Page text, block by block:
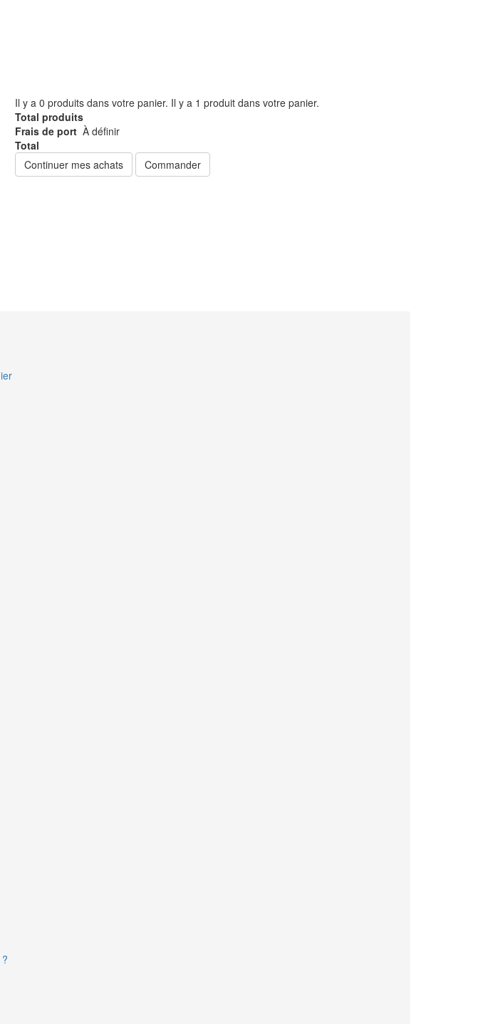
Il y a 0 produits dans votre panier. Il y a 1 produit dans votre panier.
Total produits
Frais de port À définir
Total
Continuer mes achats
Commander